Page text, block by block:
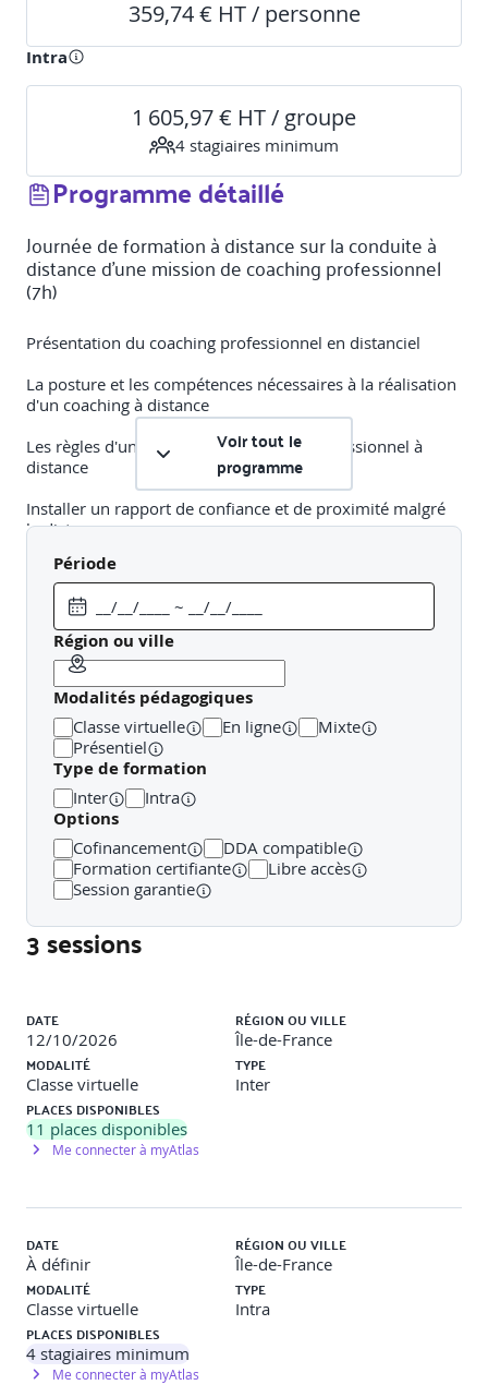
359,74 € HT / personne
Intra
1 605,97 € HT / groupe
4 stagiaires minimum
Programme détaillé
Journée de formation à distance sur la conduite à
distance d'une mission de coaching professionnel
(7h)
Présentation du coaching professionnel en distanciel
La posture et les compétences nécessaires à la réalisation
d'un coaching à distance
Les règles d'une mission de coaching professionnel à
distance
Installer un rapport de confiance et de proximité malgré
la distance
En parallèle, parcours digital composé d'un module
préparatoire et d'ancrage de la journée de
formation (1h)
Place du e-coaching et efficacité de cette modalité
Outils indispensables de communication
Offres digitales, plateformes et débouchés
Voir tout le
programme
Période
Région ou ville
Modalités pédagogiques
Classe virtuelle En ligne
Mixte
Présentiel
Type de formation
Inter Intra
Options
Cofinancement
DDA compatible
Formation certifiante
Libre accès
Session garantie
3 sessions
DATE
12/10/2026
RÉGION OU VILLE
Île-de-France
MODALITÉ
Classe virtuelle
TYPE
Inter
PLACES DISPONIBLES
11 places disponibles
Me connecter à myAtlas
DATE
À définir
RÉGION OU VILLE
Île-de-France
MODALITÉ
Classe virtuelle
TYPE
Intra
PLACES DISPONIBLES
4 stagiaires minimum
Me connecter à myAtlas